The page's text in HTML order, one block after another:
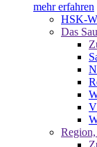
mehr erfahren
HSK-
Das
Region,